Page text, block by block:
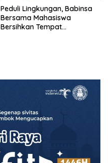
Peduli Lingkungan, Babinsa
Bersama Mahasiswa
Bersihkan Tempat